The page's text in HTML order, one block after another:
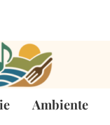
Ambiente